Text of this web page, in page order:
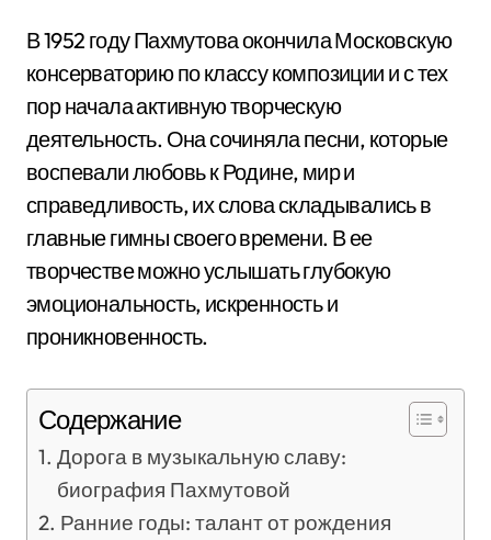
В 1952 году Пахмутова окончила Московскую
консерваторию по классу композиции и с тех
пор начала активную творческую
деятельность. Она сочиняла песни, которые
воспевали любовь к Родине, мир и
справедливость, их слова складывались в
главные гимны своего времени. В ее
творчестве можно услышать глубокую
эмоциональность, искренность и
проникновенность.
Содержание
Дорога в музыкальную славу:
биография Пахмутовой
Ранние годы: талант от рождения